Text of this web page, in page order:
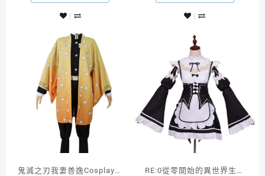
鬼滅之刃我妻善逸Cosplay隊
RE:0從零開始的異世界生活